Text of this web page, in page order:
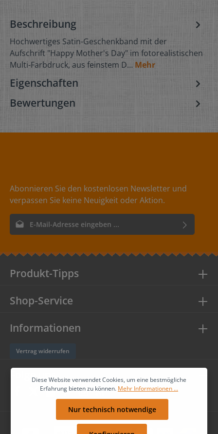
Beschreibung
Hochwertiges Satin-Geschenkband mit der
Aufschrift "Happy Mother's Day" im fotorealistischen
Multi-Farbdruck, aus feinstem D… Mehr
Eigenschaften
Bewertungen
Abonnieren Sie den kostenlosen Newsletter und
verpassen Sie keine Neuigkeit oder Aktion.
E-Mail-Adresse*
einverstanden.
Folge uns
Produkt-Tipps
Shop-Service
Informationen
Vertrag widerrufen
Diese Website verwendet Cookies, um eine bestmögliche
Erfahrung bieten zu können. Mehr Informationen ...
Nur technisch notwendige